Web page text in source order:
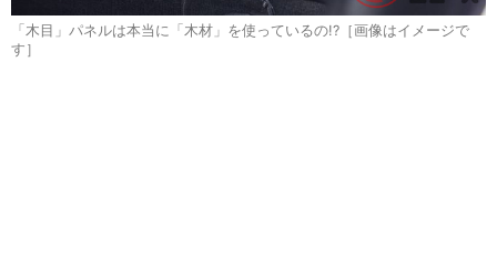
「木目」パネルは本当に「木材」を使っているの!?［画像はイメージで
す］